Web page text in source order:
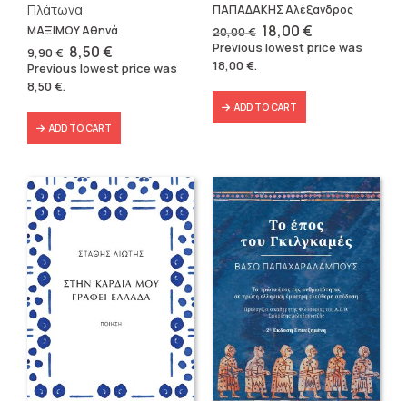
Πλάτωνα
ΜΑΞΙΜΟΥ Αθηνά
9,90€ Original
price
was:
8,50€Current
price
is:
Previous lowest price was
8,50€.
ADD TO CART
ΠΑΠΑΔΑΚΗΣ Αλέξανδρος
20,00€ Original
price
was:
18,00€Current
price
is:
Previous lowest price was
18,00€.
ADD TO CART